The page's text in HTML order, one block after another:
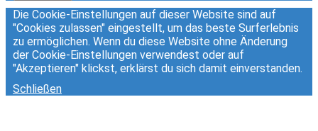
Die Cookie-Einstellungen auf dieser Website sind auf
"Cookies zulassen" eingestellt, um das beste Surferlebnis
zu ermöglichen. Wenn du diese Website ohne Änderung
der Cookie-Einstellungen verwendest oder auf
"Akzeptieren" klickst, erklärst du sich damit einverstanden.
Schließen